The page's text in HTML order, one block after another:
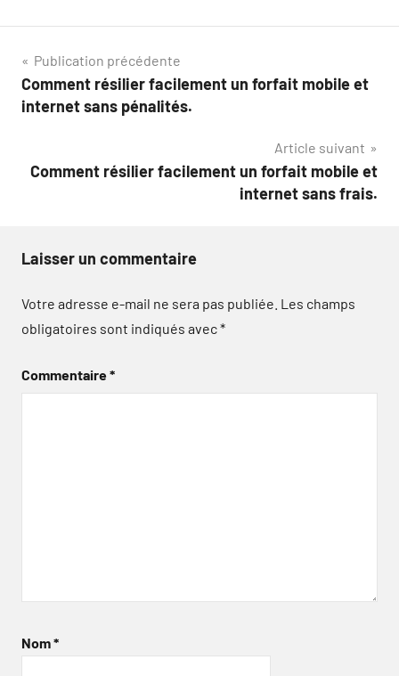
Navigation
de
Publication précédente
Comment résilier facilement un forfait mobile et
internet sans pénalités.
Article suivant
Comment résilier facilement un forfait mobile et
internet sans frais.
Laisser un commentaire
Votre adresse e-mail ne sera pas publiée. Les champs
obligatoires sont indiqués avec*
Commentaire*
Nom*